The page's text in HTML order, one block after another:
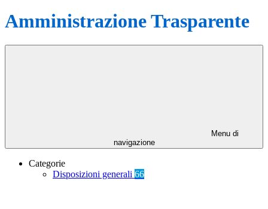
Amministrazione Trasparente
Menu di
navigazione
Categorie
Disposizioni generali 66